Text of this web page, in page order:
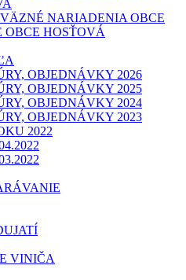
NARIADENIA OBCE
OBCE HOSŤOVÁ
OBJEDNÁVKY 2026
OBJEDNÁVKY 2025
OBJEDNÁVKY 2024
OBJEDNÁVKY 2023
2022
VINIČA